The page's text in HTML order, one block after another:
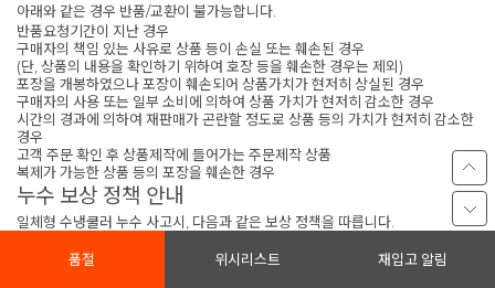
품절 위시리스트 재입고 알림
아래와 같은 경우 반품/교환이 불가능합니다.
반품요청기간이 지난 경우
구매자의 책임 있는 사유로 상품 등이 손실 또는 훼손된 경우
(단, 상품의 내용을 확인하기 위하여 호장 등을 훼손한 경우는 제외)
포장을 개봉하였으나 포장이 훼손되어 상품가치가 현저히 상실된 경우
구매자의 사용 또는 일부 소비에 의하여 상품 가치가 현저히 감소한 경우
시간의 경과에 의하여 재판매가 곤란할 정도로 상품 등의 가치가 현저히 감소한
경우
고객 주문 확인 후 상품제작에 들어가는 주문제작 상품
복제가 가능한 상품 등의 포장을 훼손한 경우
누수 보상 정책 안내
일체형 수냉쿨러 누수 사고시, 다음과 같은 보상 정책을 따릅니다.
1. 하드웨어만 보상 가능합니다.